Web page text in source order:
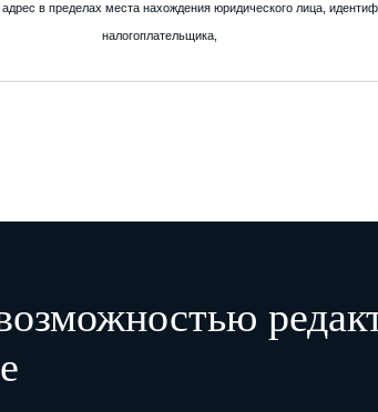
в пределах места нахождения юридического лица,
налогоплательщика,
лицо), направившая(-ее) работника